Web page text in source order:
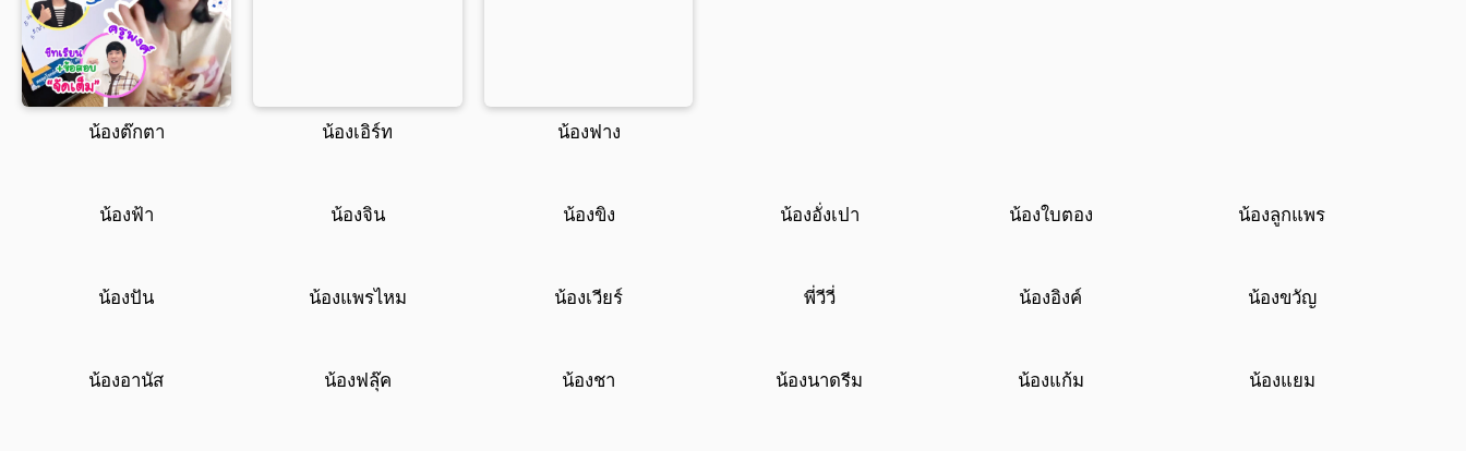
น้องต๊กตา น้องเอิร์ท น้องฟาง
น้องฟ้า น้องจิน น้องขิง น้องอั่งเปา น้องใบตอง น้องลูกแพร
น้องปัน น้องแพรไหม น้องเวียร์ พี่วีวี่ น้องอิงค์ น้องขวัญ
น้องอานัส น้องฟลุ๊ค น้องชา น้องนาดรีม น้องแก้ม น้องแยม